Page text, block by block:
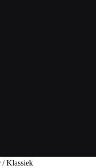
/ Klassiek